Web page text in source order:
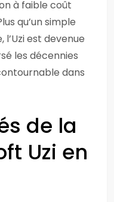
à faible coût
qu’un simple
est devenue
les décennies
dans
de la
Uzi en